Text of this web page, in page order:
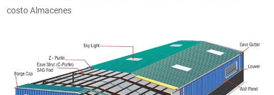
costo Almacenes